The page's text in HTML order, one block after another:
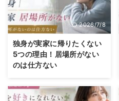
2026/7/8
独身が実家に帰りたくない
5つの理由！居場所がない
のは仕方ない